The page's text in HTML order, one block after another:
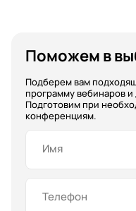
Поможем в
Подберем вам
программу вебинаров
Подготовим при
конференциям.
Имя
Телефон